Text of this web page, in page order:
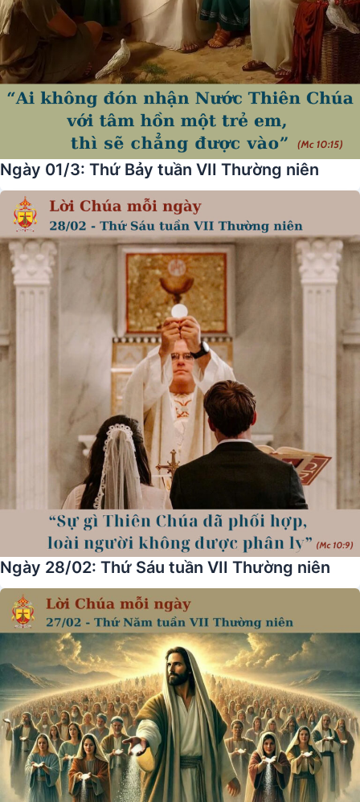
Ngày 01/3: Thứ Bảy tuần VII Thường niên
Ngày 28/02: Thứ Sáu tuần VII Thường niên